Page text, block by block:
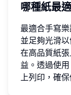
哪種紙最
最適合手寫
並足夠光滑
在高品質紙
益。透過使用
上列印，確